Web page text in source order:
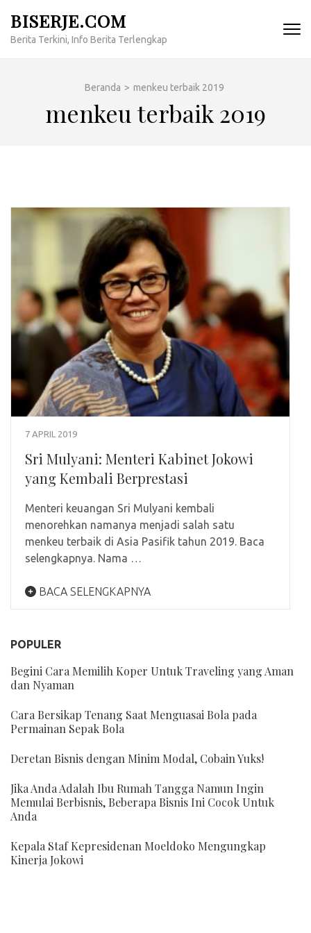
konten
BISERJE.COM
Berita Terkini, Info Berita Terlengkap
Beranda > menkeu terbaik 2019
menkeu terbaik 2019
7 APRIL 2019
Sri Mulyani: Menteri Kabinet Jokowi
yang Kembali Berprestasi
Menteri keuangan Sri Mulyani kembali
menorehkan namanya menjadi salah satu
menkeu terbaik di Asia Pasifik tahun 2019. Baca
selengkapnya. Nama …
BACA SELENGKAPNYA
POPULER
Begini Cara Memilih Koper Untuk Traveling yang Aman
dan Nyaman
Cara Bersikap Tenang Saat Menguasai Bola pada
Permainan Sepak Bola
Deretan Bisnis dengan Minim Modal, Cobain Yuks!
Jika Anda Adalah Ibu Rumah Tangga Namun Ingin
Memulai Berbisnis, Beberapa Bisnis Ini Cocok Untuk
Anda
Kepala Staf Kepresidenan Moeldoko Mengungkap
Kinerja Jokowi